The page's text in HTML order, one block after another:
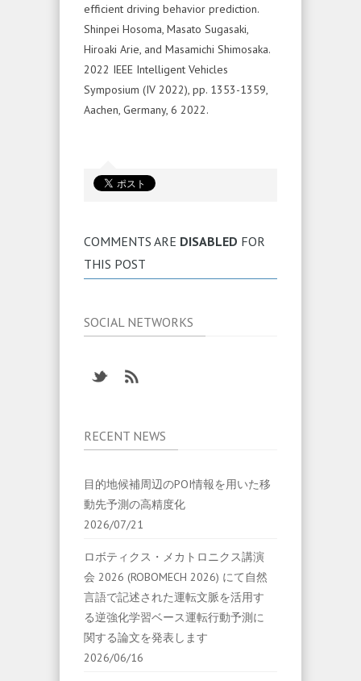
efficient driving behavior prediction.
Shinpei Hosoma, Masato Sugasaki,
Hiroaki Arie, and Masamichi Shimosaka.
2022 IEEE Intelligent Vehicles
Symposium (IV 2022), pp. 1353-1359,
Aachen, Germany, 6 2022.
COMMENTS ARE DISABLED FOR
THIS POST
SOCIAL NETWORKS
RECENT NEWS
目的地候補周辺のPOI情報を用いた移
動先予測の高精度化
2026/07/21
ロボティクス・メカトロニクス講演
会 2026 (ROBOMECH 2026) にて自然
言語で記述された運転文脈を活用す
る逆強化学習ベース運転行動予測に
関する論文を発表します
2026/06/16